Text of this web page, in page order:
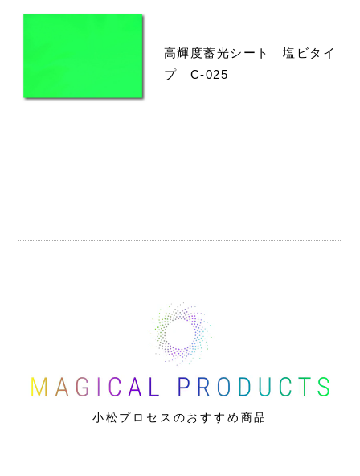
高輝度蓄光シート 塩ビタイ
プ C-025
小松プロセスのおすすめ商品